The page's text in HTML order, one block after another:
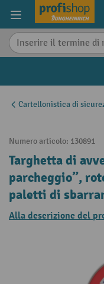
content
Cartellonistica di
Numero articolo: 130891
Targhetta di
parcheggio”,
paletti di
Alla descrizione del